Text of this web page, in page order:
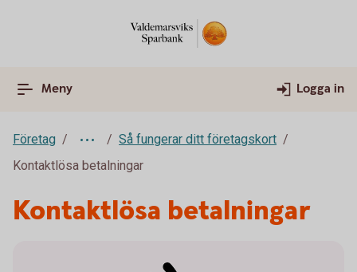
Meny Logga in
Företag
Så fungerar ditt företagskort
Kontaktlösa betalningar
Kontaktlösa betalningar